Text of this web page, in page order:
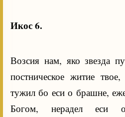
Икос 6.
Возсия нам, яко звезда
постническое житие
тужил бо еси о брашне,
Богом, нерадел еси